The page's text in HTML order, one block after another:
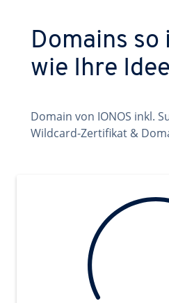
Domains
wie Ihre
Domain von IONOS inkl.
Wildcard-Zertifikat &